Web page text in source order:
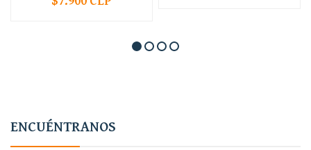
ENCUÉNTRANOS